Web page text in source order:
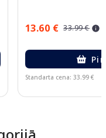
13.60 € 33.99 €
Standarta cena: 33.99 €